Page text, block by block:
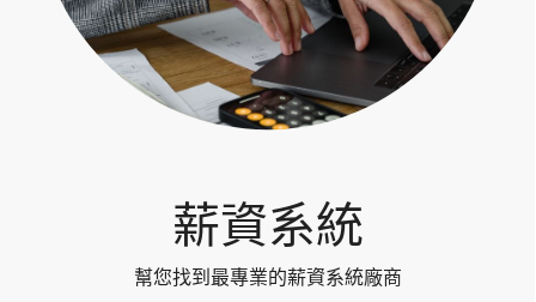
薪資系統
幫您找到最專業的薪資系統廠商